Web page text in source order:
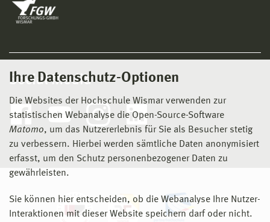
Ihre Datenschutz-Optionen
Die Websites der Hochschule Wismar verwenden zur
statistischen Webanalyse die Open-Source-Software
Matomo, um das Nutzererlebnis für Sie als Besucher stetig
zu verbessern. Hierbei werden sämtliche Daten anonymisiert
erfasst, um den Schutz personenbezogener Daten zu
gewährleisten.
Sie können hier entscheiden, ob die Webanalyse Ihre Nutzer-
Interaktionen mit dieser Website speichern darf oder nicht.
Social Media